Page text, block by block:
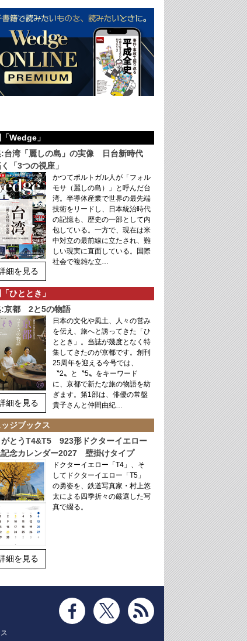
「Wedge」
:台湾「麗しの島」の実像 日台新時代
「3つの視座」
細を見る
かつてポルトガル人が「フォル
モサ（麗しの島）」と呼んだ台
湾。半導体産業で世界の最先端
技術をリードし、日本統治時代
の記憶も、歴史の一部として内
包している。一方で、現在は米
中対立の最前線に立たされ、難
しい現実に直面している。国際
社会で複雑な立…
ひととき」
:京都 2と5の物語
細を見る
日本の文化や風土、人々の営み
を伝え、旅へと誘ってきた「ひ
ととき」。当誌が幾度となく特
集してきたのが京都です。創刊
25周年を迎える今号では、
〝2〟と〝5〟をキーワード
に、京都で新たな旅の物語を紡
ぎます。第1部は、俳優の常盤
貴子さんと仲間由紀…
ジブックス
がとうT4&T5 923形ドクターイエロー
記念カレンダー2027 壁掛けタイプ
細を見る
ドクターイエロー「T4」、そ
してドクターイエロー「T5」
の勇姿を、鉄道写真家・村上悠
太による四季折々の厳選した写
真で綴る。